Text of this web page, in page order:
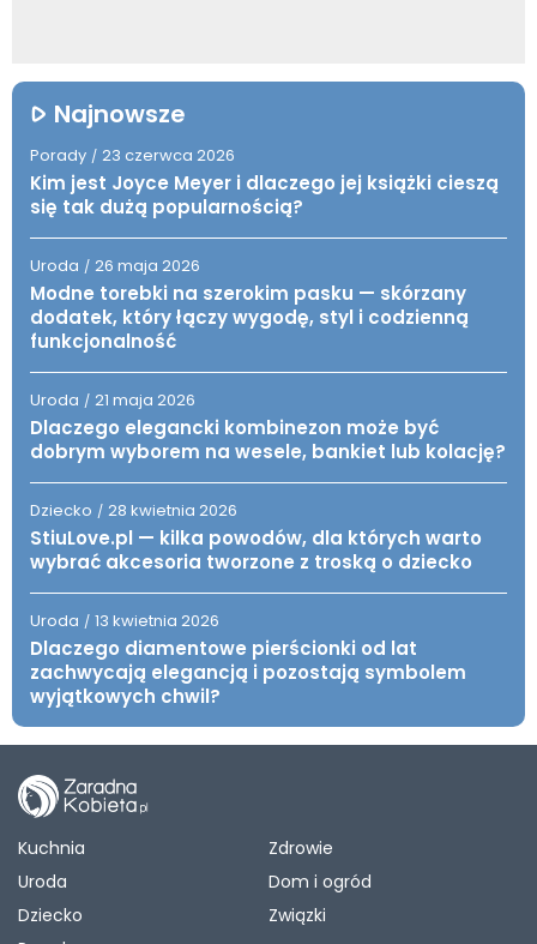
Najnowsze
Porady / 23 czerwca 2026
Kim jest Joyce Meyer i dlaczego jej książki cieszą
się tak dużą popularnością?
Uroda / 26 maja 2026
Modne torebki na szerokim pasku — skórzany
dodatek, który łączy wygodę, styl i codzienną
funkcjonalność
Uroda / 21 maja 2026
Dlaczego elegancki kombinezon może być
dobrym wyborem na wesele, bankiet lub kolację?
Dziecko / 28 kwietnia 2026
StiuLove.pl — kilka powodów, dla których warto
wybrać akcesoria tworzone z troską o dziecko
Uroda / 13 kwietnia 2026
Dlaczego diamentowe pierścionki od lat
zachwycają elegancją i pozostają symbolem
wyjątkowych chwil?
Kuchnia
Zdrowie
Uroda
Dom i ogród
Dziecko
Związki